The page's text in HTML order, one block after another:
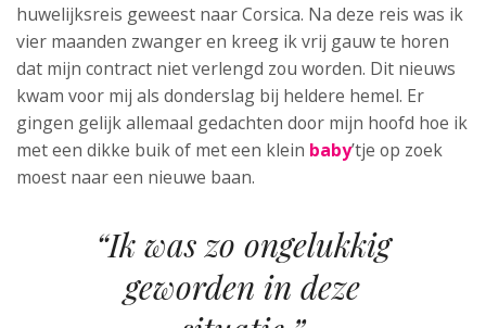
huwelijksreis geweest naar Corsica. Na deze reis was ik
vier maanden zwanger en kreeg ik vrij gauw te horen
dat mijn contract niet verlengd zou worden. Dit nieuws
kwam voor mij als donderslag bij heldere hemel. Er
gingen gelijk allemaal gedachten door mijn hoofd hoe ik
met een dikke buik of met een klein baby’tje op zoek
moest naar een nieuwe baan.
“Ik was zo ongelukkig
geworden in deze